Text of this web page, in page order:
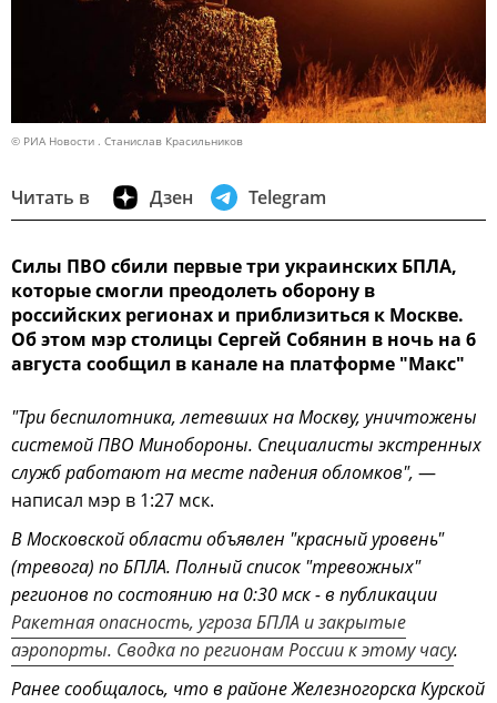
© РИА Новости . Станислав Красильников
Читать в Дзен Telegram
Силы ПВО сбили первые три украинских БПЛА,
которые смогли преодолеть оборону в
российских регионах и приблизиться к Москве.
Об этом мэр столицы Сергей Собянин в ночь на 6
августа сообщил в канале на платформе "Макс"
"Три беспилотника, летевших на Москву, уничтожены
системой ПВО Минобороны. Специалисты экстренных
служб работают на месте падения обломков", —
написал мэр в 1:27 мск.
В Московской области объявлен "красный уровень"
(тревога) по БПЛА. Полный список "тревожных"
регионов по состоянию на 0:30 мск - в публикации
Ракетная опасность, угроза БПЛА и закрытые
аэропорты. Сводка по регионам России к этому часу.
Ранее сообщалось, что в районе Железногорска Курской